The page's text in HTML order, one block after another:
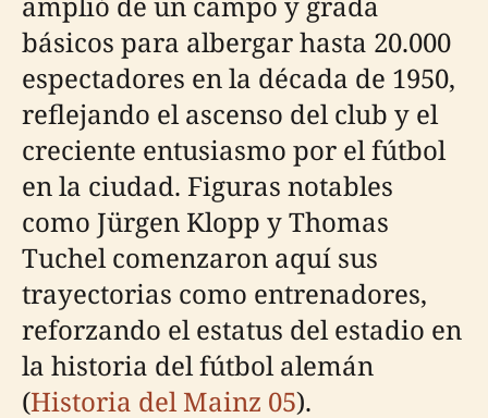
básicos para albergar hasta 20.000
espectadores en la década de 1950,
reflejando el ascenso del club y el
creciente entusiasmo por el fútbol
en la ciudad. Figuras notables
como Jürgen Klopp y Thomas
Tuchel comenzaron aquí sus
trayectorias como entrenadores,
reforzando el estatus del estadio en
la historia del fútbol alemán
(Historia del Mainz 05).